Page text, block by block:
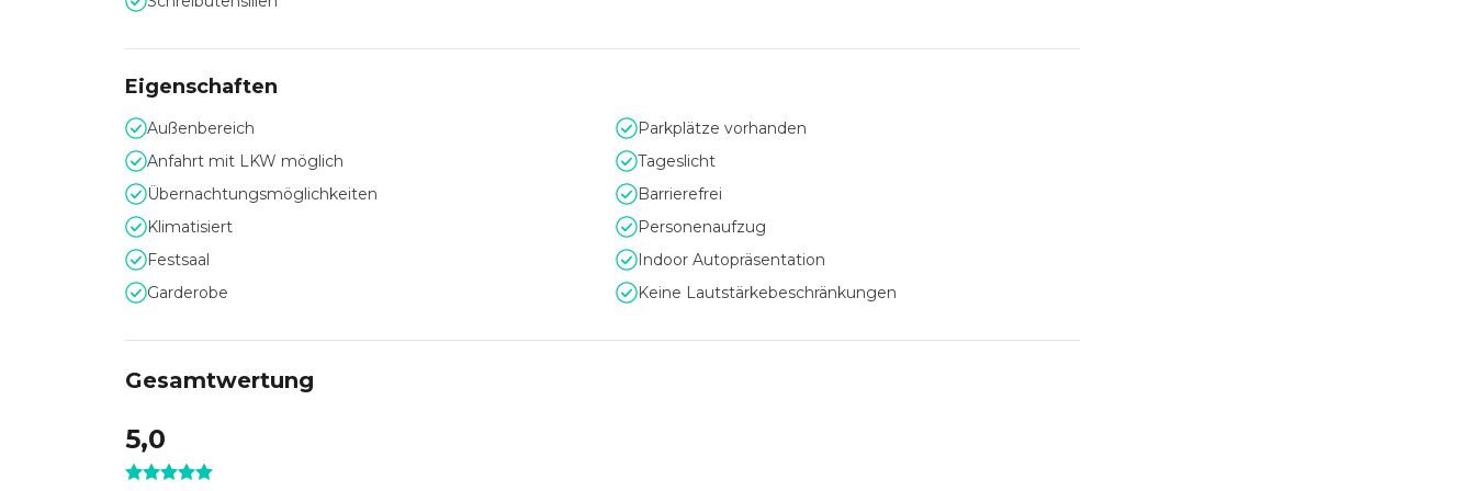
Eigenschaften
Außenbereich
Parkplätze vorhanden
Anfahrt mit LKW möglich
Tageslicht
Übernachtungsmöglichkeiten
Barrierefrei
Klimatisiert
Personenaufzug
Festsaal
Indoor Autopräsentation
Garderobe
Keine Lautstärkebeschränkungen
Gesamtwertung
5,0